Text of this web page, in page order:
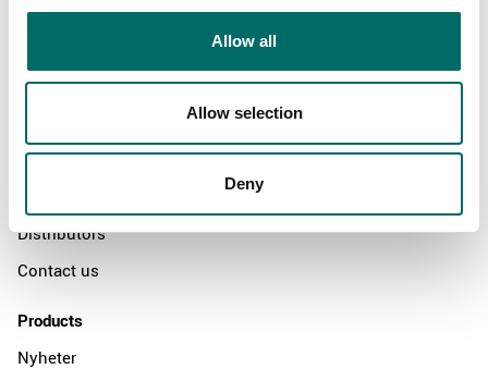
Allow all
Allow selection
Deny
About
The Kamasa Tools warranty
Distributors
Contact us
Products
Nyheter